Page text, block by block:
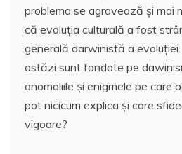
problema se agravează şi mai
că evoluţia culturală a fost
generală darwinistă a
astăzi sunt fondate pe
anomaliile şi enigmele pe care
pot nicicum explica şi care
vigoare?